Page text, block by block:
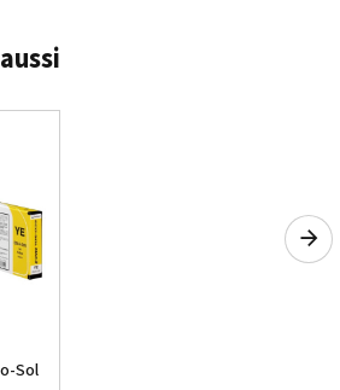
Sol